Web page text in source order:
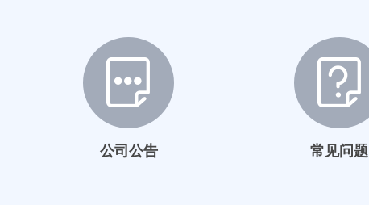
公司公告 常见问题